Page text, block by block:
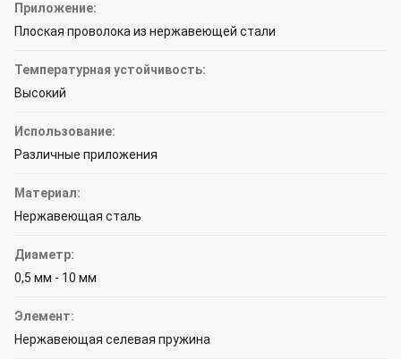
Приложение:
Плоская проволока из нержавеющей стали
Температурная устойчивость:
Высокий
Использование:
Различные приложения
Материал:
Нержавеющая сталь
Диаметр:
0,5 мм - 10 мм
Элемент:
Нержавеющая селевая пружина